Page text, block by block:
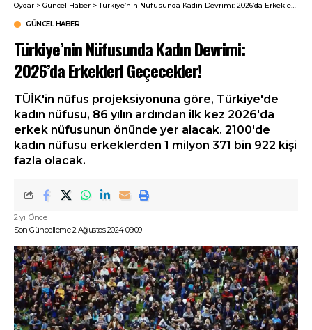
Oydar > Güncel Haber >Türkiye’nin Nüfusunda Kadın Devrimi: 2026’da Erkekleri Geçecekler!
GÜNCEL HABER
Türkiye’nin Nüfusunda Kadın Devrimi:
2026’da Erkekleri Geçecekler!
TÜİK'in nüfus projeksiyonuna göre, Türkiye'de
kadın nüfusu, 86 yılın ardından ilk kez 2026'da
erkek nüfusunun önünde yer alacak. 2100'de
kadın nüfusu erkeklerden 1 milyon 371 bin 922 kişi
fazla olacak.
Son Güncelleme 2 Ağustos 2024 09:09
2 yıl Önce